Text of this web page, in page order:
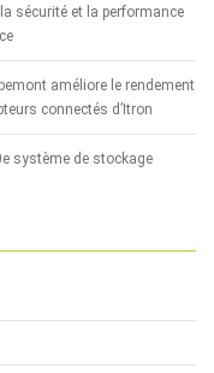
sécurité et la performance
améliore le rendement
connectés d’Itron
système de stockage